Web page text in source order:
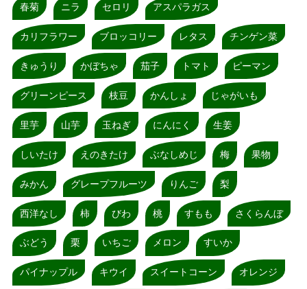
春菊 ニラ セロリ アスパラガス
カリフラワー ブロッコリー レタス チンゲン菜
きゅうり かぼちゃ 茄子 トマト ピーマン
グリーンピース 枝豆 かんしょ じゃがいも
里芋 山芋 玉ねぎ にんにく 生姜
しいたけ えのきたけ ぶなしめじ 梅 果物
みかん グレープフルーツ りんご 梨
西洋なし 柿 びわ 桃 すもも さくらんぼ
ぶどう 栗 いちご メロン すいか
パイナップル キウイ スイートコーン オレンジ